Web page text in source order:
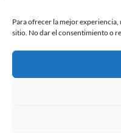
Para ofrecer la mejor
sitio. No dar el consentimiento o